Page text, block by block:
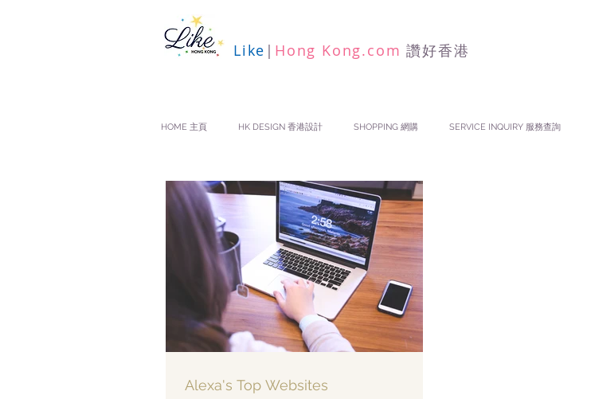
Like | Hong Kong.com 讚好香港
HOME 主頁 HK DESIGN 香港設計 SHOPPING 網購 SERVICE INQUIRY 服務查詢
Alexa's Top Websites